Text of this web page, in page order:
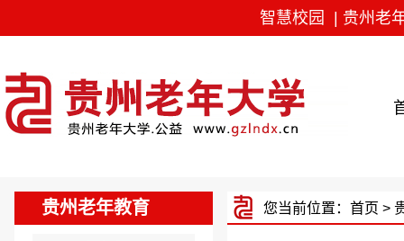
智慧校园 贵州老
贵州老年教育 您当前位置： 首页 >